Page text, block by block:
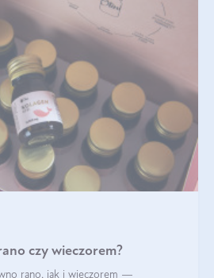
czy wieczorem?
rano, jak i wieczorem —